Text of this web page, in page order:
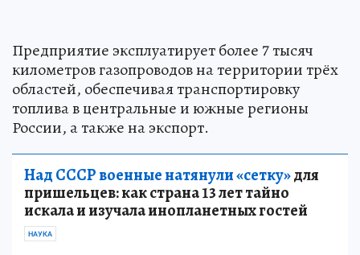
Предприятие эксплуатирует более 7 тысяч
километров газопроводов на территории трёх
областей, обеспечивая транспортировку
топлива в центральные и южные регионы
России, а также на экспорт.
Над СССР военные натянули «сетку»для
пришельцев: как страна 13 лет тайно
искала и изучала инопланетных гостей
НАУКА